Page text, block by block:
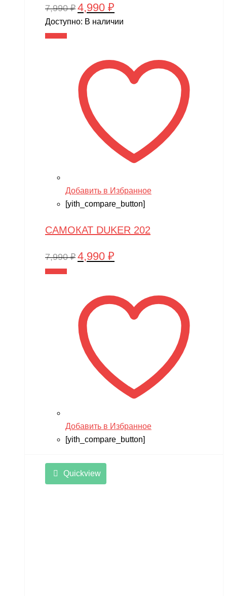
7,990₽ Первоначальная
цена
4,990 ₽
цена:
Доступно: В наличии
Добавить в Избранное
[yith_compare_button]
САМОКАТ DUKER 202
7,990₽ Первоначальная
7,990 ₽.
4,990 ₽
Добавить в Избранное
[yith_compare_button]
Quickview